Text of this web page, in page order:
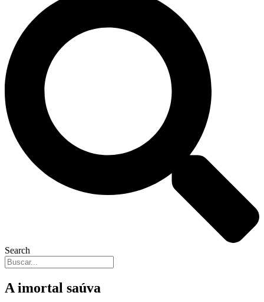
Search
A imortal saúva